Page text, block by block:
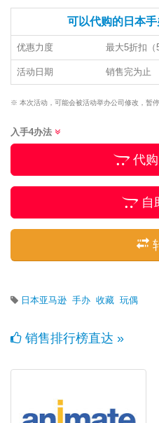
可以代购的日本
优惠力度 最大5折扣（
活动日期 销售完为止
※ 本次活动，可能会被活动举办公司修改，暂
入手4办法
代购
自
日本亚马逊 手办 收藏 玩偶
销售排行榜直达 »